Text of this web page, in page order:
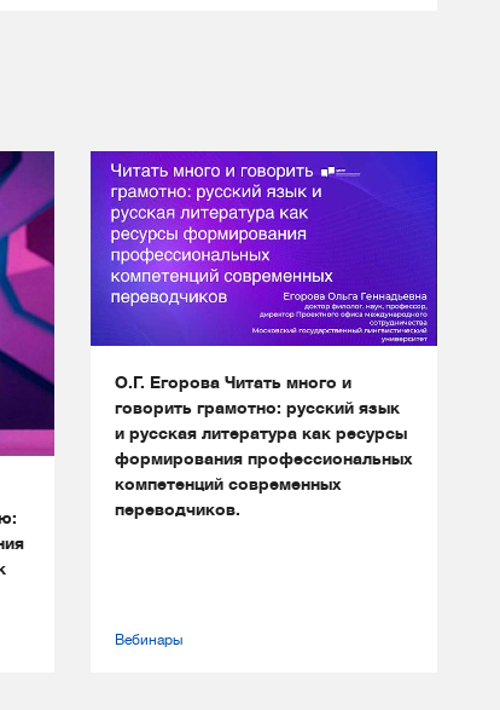
О.Г. Егорова Читать много и
говорить грамотно: русский язык
и русская литература как ресурсы
формирования профессиональных
компетенций современных
переводчиков.
Вебинары